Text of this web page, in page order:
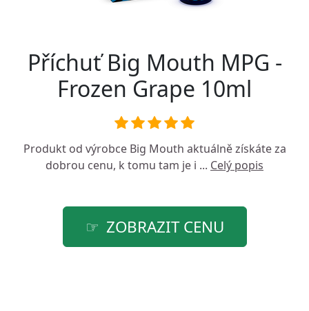
Příchuť Big Mouth MPG -
Frozen Grape 10ml
Produkt od výrobce Big Mouth aktuálně získáte za
dobrou cenu, k tomu tam je i ... Celý popis
ZOBRAZIT CENU